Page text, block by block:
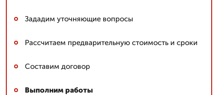
Зададим уточняющие вопросы
Рассчитаем предварительную стоимость и сроки
Составим договор
Выполним работы